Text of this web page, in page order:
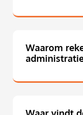
Waarom